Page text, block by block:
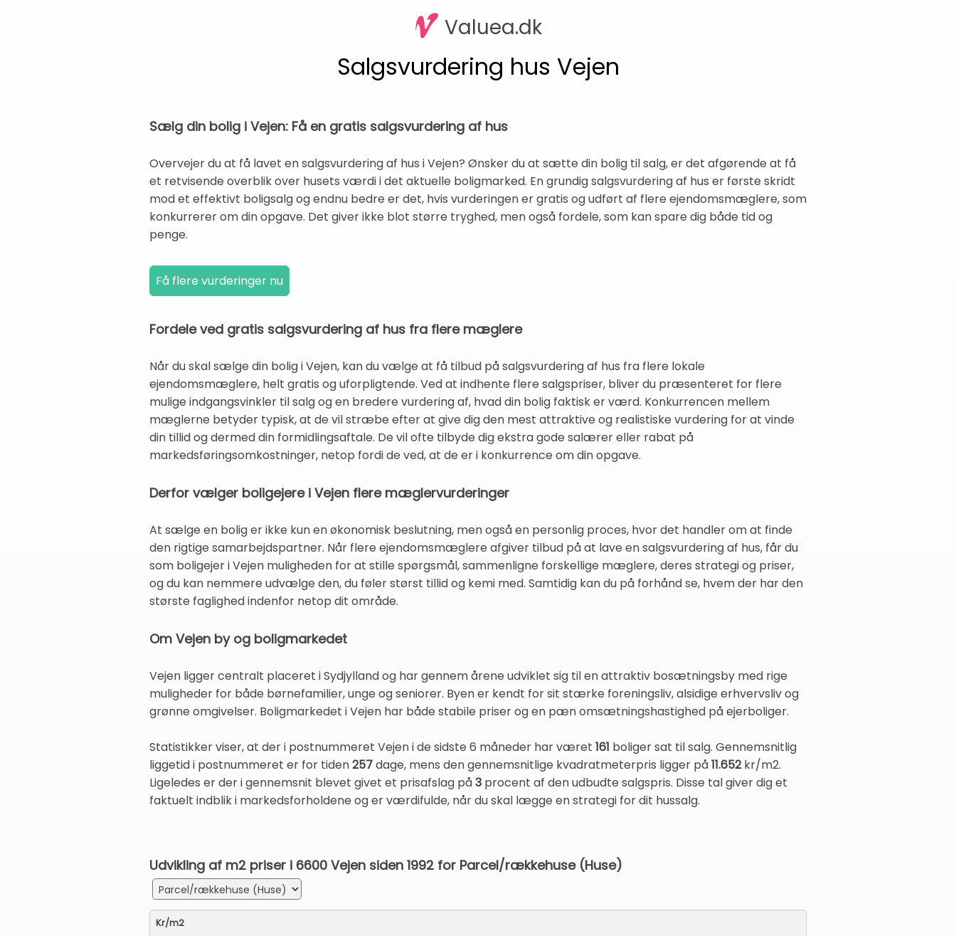
Valuea.dk
Salgsvurdering hus Vejen
Sælg din bolig i Vejen: Få en gratis salgsvurdering af hus
Overvejer du at få lavet en salgsvurdering af hus i Vejen? Ønsker du at sætte din bolig til salg, er det afgørende at få
et retvisende overblik over husets værdi i det aktuelle boligmarked. En grundig salgsvurdering af hus er første skridt
mod et effektivt boligsalg og endnu bedre er det, hvis vurderingen er gratis og udført af flere ejendomsmæglere, som
konkurrerer om din opgave. Det giver ikke blot større tryghed, men også fordele, som kan spare dig både tid og
penge.
Fordele ved gratis salgsvurdering af hus fra flere mæglere
Når du skal sælge din bolig i Vejen, kan du vælge at få tilbud på salgsvurdering af hus fra flere lokale
ejendomsmæglere, helt gratis og uforpligtende. Ved at indhente flere salgspriser, bliver du præsenteret for flere
mulige indgangsvinkler til salg og en bredere vurdering af, hvad din bolig faktisk er værd. Konkurrencen mellem
mæglerne betyder typisk, at de vil stræbe efter at give dig den mest attraktive og realistiske vurdering for at vinde
din tillid og dermed din formidlingsaftale. De vil ofte tilbyde dig ekstra gode salærer eller rabat på
markedsføringsomkostninger, netop fordi de ved, at de er i konkurrence om din opgave.
Derfor vælger boligejere i Vejen flere mæglervurderinger
At sælge en bolig er ikke kun en økonomisk beslutning, men også en personlig proces, hvor det handler om at finde
den rigtige samarbejdspartner. Når flere ejendomsmæglere afgiver tilbud på at lave en salgsvurdering af hus, får du
som boligejer i Vejen muligheden for at stille spørgsmål, sammenligne forskellige mæglere, deres strategi og priser,
og du kan nemmere udvælge den, du føler størst tillid og kemi med. Samtidig kan du på forhånd se, hvem der har den
største faglighed indenfor netop dit område.
Om Vejen by og boligmarkedet
Vejen ligger centralt placeret i Sydjylland og har gennem årene udviklet sig til en attraktiv bosætningsby med rige
muligheder for både børnefamilier, unge og seniorer. Byen er kendt for sit stærke foreningsliv, alsidige erhvervsliv og
grønne omgivelser. Boligmarkedet i Vejen har både stabile priser og en pæn omsætningshastighed på ejerboliger.
Statistikker viser, at der i postnummeret Vejen i de sidste 6 måneder har været 161 boliger sat til salg. Gennemsnitlig
liggetid i postnummeret er for tiden257dage, mens den gennemsnitlige kvadratmeterpris ligger på11.652kr/m2.
Ligeledes er der i gennemsnit blevet givet et prisafslag på3 procent af den udbudte salgspris. Disse tal giver dig et
faktuelt indblik i markedsforholdene og er værdifulde, når du skal lægge en strategi for dit hussalg.
Udvikling af m2 priser i 6600 Vejen siden 1992 for Parcel/rækkehuse (Huse)
Kr/m2